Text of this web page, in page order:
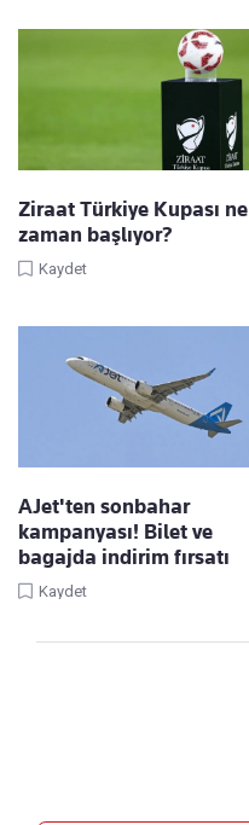
Ziraat Türkiye Kupası ne
zaman başlıyor?
Kaydet
AJet'ten sonbahar
kampanyası! Bilet ve
bagajda indirim fırsatı
Kaydet